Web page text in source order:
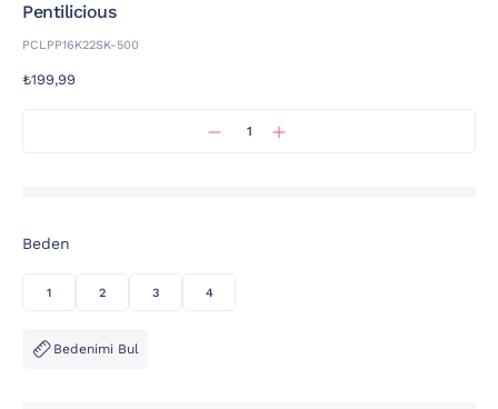
Pentilicious
PCLPP16K22SK-500
₺199,99
Beden
1 2 3 4
Bedenimi Bul